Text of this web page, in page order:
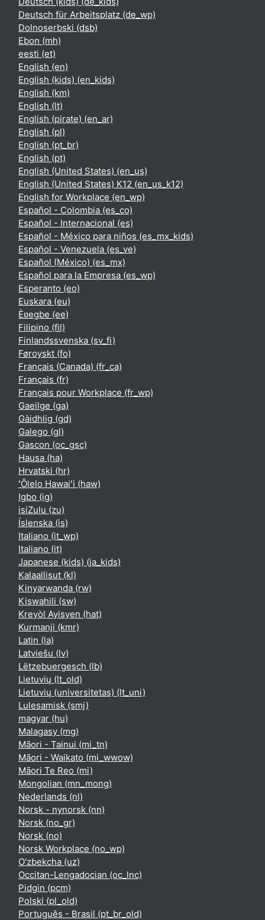
Deutsch für Arbeitsplatz ‎(de_wp)‎
Dolnoserbski ‎(dsb)‎
Ebon ‎(mh)‎
eesti ‎(et)‎
English ‎(en)‎
English (kids) ‎(en_kids)‎
English ‎(km)‎
English ‎(lt)‎
English (pirate) ‎(en_ar)‎
English ‎(pl)‎
English ‎(pt_br)‎
English ‎(pt)‎
English (United States) ‎(en_us)‎
English (United States) K12 ‎(en_us_k12)‎
English for Workplace ‎(en_wp)‎
Español - Colombia ‎(es_co)‎
Español - Internacional ‎(es)‎
Español - México para niños ‎(es_mx_kids)‎
Español - Venezuela ‎(es_ve)‎
Español (México) ‎(es_mx)‎
Español para la Empresa ‎(es_wp)‎
Esperanto ‎(eo)‎
Euskara ‎(eu)‎
Èʋegbe ‎(ee)‎
Filipino ‎(fil)‎
Finlandssvenska ‎(sv_fi)‎
Føroyskt ‎(fo)‎
Français (Canada) ‎(fr_ca)‎
Français ‎(fr)‎
Français pour Workplace ‎(fr_wp)‎
Gaeilge ‎(ga)‎
Gàidhlig ‎(gd)‎
Galego ‎(gl)‎
Gascon ‎(oc_gsc)‎
Hausa ‎(ha)‎
Hrvatski ‎(hr)‎
ʻŌlelo Hawaiʻi ‎(haw)‎
Igbo ‎(ig)‎
isiZulu ‎(zu)‎
Íslenska ‎(is)‎
Italiano ‎(it_wp)‎
Italiano ‎(it)‎
Japanese (kids) ‎(ja_kids)‎
Kalaallisut ‎(kl)‎
Kinyarwanda ‎(rw)‎
Kiswahili ‎(sw)‎
Kreyòl Ayisyen ‎(hat)‎
Kurmanji ‎(kmr)‎
Latin ‎(la)‎
Latviešu ‎(lv)‎
Lëtzebuergesch ‎(lb)‎
Lietuvių ‎(lt_old)‎
Lietuvių (universitetas) ‎(lt_uni)‎
Lulesamisk ‎(smj)‎
magyar ‎(hu)‎
Malagasy ‎(mg)‎
Māori - Tainui ‎(mi_tn)‎
Māori - Waikato ‎(mi_wwow)‎
Māori Te Reo ‎(mi)‎
Mongolian ‎(mn_mong)‎
Nederlands ‎(nl)‎
Norsk - nynorsk ‎(nn)‎
Norsk ‎(no_gr)‎
Norsk ‎(no)‎
Norsk Workplace ‎(no_wp)‎
O'zbekcha ‎(uz)‎
Occitan-Lengadocian ‎(oc_lnc)‎
Pidgin ‎(pcm)‎
Polski ‎(pl_old)‎
Português - Brasil ‎(pt_br_old)‎